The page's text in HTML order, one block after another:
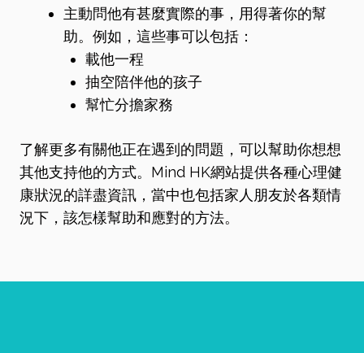
主動問他有甚麼實際的事，用得著你的幫
助。例如，這些事可以包括：
載他一程
抽空陪伴他的孩子
幫忙分擔家務
了解更多有關他正在遇到的問題，可以幫助你想想
其他支持他的方式。Mind HK網站提供各種心理健
康狀況的詳盡資訊，當中也包括家人朋友於各類情
況下，該怎樣幫助和應對的方法。